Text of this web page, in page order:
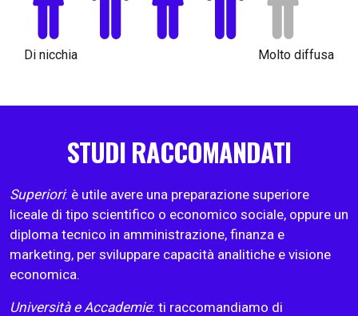
Di nicchia Molto diffusa
STUDI RACCOMANDATI
Superiori: è utile avere una preparazione superiore
liceale di tipo scientifico o economico sociale, oppure un
diploma tecnico in amministrazione, finanza e
marketing, per sviluppare capacità analitiche e visione
economica.
Università e Accademie: ti raccomandiamo di